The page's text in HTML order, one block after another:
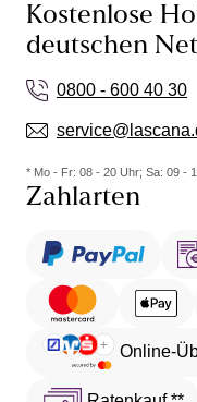
auf der Vorderseite
öffnen.
Kostenlose
deutschen
0800 - 600 40 30
* Mo - Fr: 08 - 20 Uhr; Sa: 09 -
Zahlarten
Online-